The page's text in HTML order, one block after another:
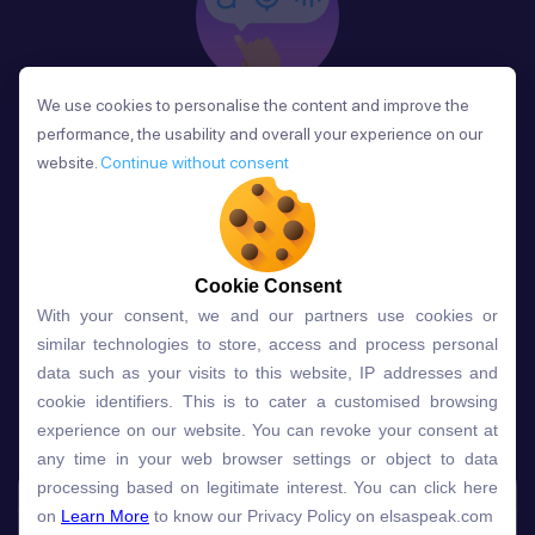
Phản Hồi
Sau mỗi bài học, người học nhận phản hồi về phát
âm và ngữ pháp ngay lập tức, giúp cải thiện kỹ năng
và tiến bộ nhanh chóng.
Lựa chọn gói học ELSA dành
cho bạn
Gói học Free Premium
Speech Analyzer
We use cookies to personalise the content and improve the
performance, the usability and overall your experience on our
website. Continue without consent
Cookie Consent
With your consent, we and our partners use cookies or
similar technologies to store, access and process personal
data such as your visits to this website, IP addresses and
cookie identifiers. This is to cater a customised browsing
experience on our website. You can revoke your consent at
any time in your web browser settings or object to data
processing based on legitimate interest. You can click here
on Learn More to know our Privacy Policy on elsaspeak.com
We use cookies to personalise the content and improve the
performance, the usability and overall your experience on our
website. Continue without consent
Cookie Consent
With your consent, we and our partners use cookies or
similar technologies to store, access and process personal
data such as your visits to this website, IP addresses and
cookie identifiers. This is to cater a customised browsing
experience on our website. You can revoke your consent at
any time in your web browser settings or object to data
processing based on legitimate interest. You can click here
on Learn More to know our Privacy Policy on elsaspeak.com